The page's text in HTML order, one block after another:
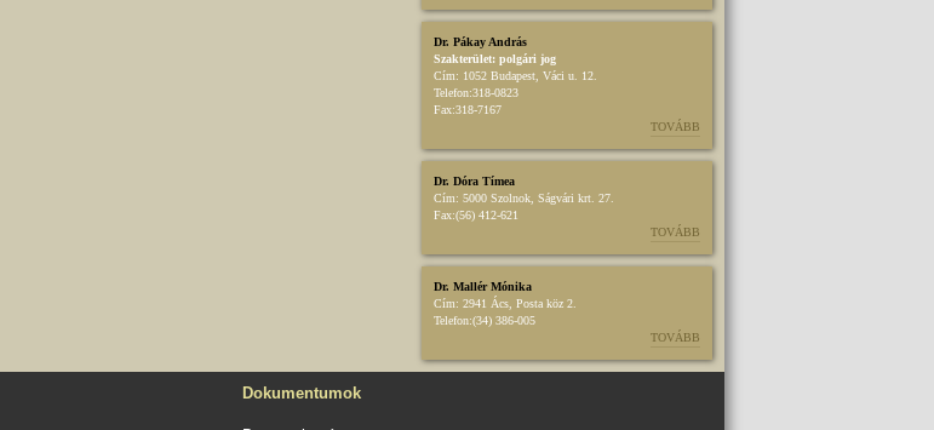
Dr. Pákay András
Szakterület: polgári jog
Cím: 1052 Budapest, Váci u. 12.
Telefon:318-0823
Fax:318-7167
TOVÁBB
Dr. Dóra Tímea
Cím: 5000 Szolnok, Ságvári krt. 27.
Fax:(56) 412-621
TOVÁBB
Dr. Mallér Mónika
Cím: 2941 Ács, Posta köz 2.
Telefon:(34) 386-005
TOVÁBB
Dokumentumok